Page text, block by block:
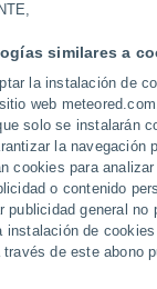
similares a
la instalación de
web
solo se instalarán
la navegación
cookies para
o contenido
publicidad general no
instalación de
de este abono
Hace 9 horas
en